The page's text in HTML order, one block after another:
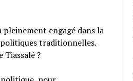
engagé dans la
traditionnelles.
?